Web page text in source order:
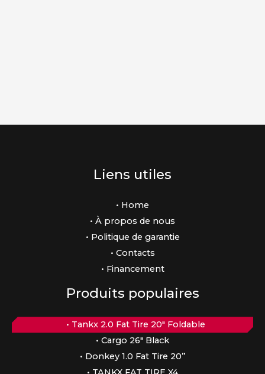
Liens utiles
• Home
• À propos de nous
• Politique de garantie
• Contacts
• Financement
Produits populaires
• Tankx 2.0 Fat Tire 20″ Foldable
• Cargo 26″ Black
• Donkey 1.0 Fat Tire 20”